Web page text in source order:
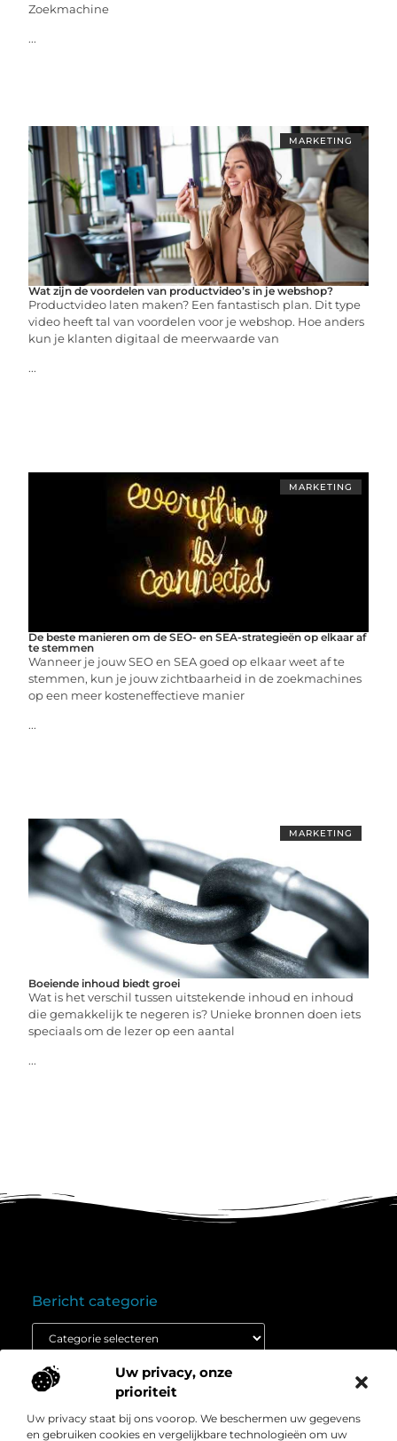
Uw privacy, onze
prioriteit
Uw privacy staat bij ons voorop. We beschermen uw gegevens
en gebruiken cookies en vergelijkbare technologieën om uw
Zoekmachine
...
MARKETING
Wat zijn de voordelen van productvideo’s in je webshop?
Productvideo laten maken? Een fantastisch plan. Dit type
video heeft tal van voordelen voor je webshop. Hoe anders
kun je klanten digitaal de meerwaarde van
...
MARKETING
De beste manieren om de SEO- en SEA-strategieën op elkaar af
te stemmen
Wanneer je jouw SEO en SEA goed op elkaar weet af te
stemmen, kun je jouw zichtbaarheid in de zoekmachines
op een meer kosteneffectieve manier
...
MARKETING
Boeiende inhoud biedt groei
Wat is het verschil tussen uitstekende inhoud en inhoud
die gemakkelijk te negeren is? Unieke bronnen doen iets
speciaals om de lezer op een aantal
...
Over
” Het platform voor slimme inzichten en
Onze informatie
Bericht categorie